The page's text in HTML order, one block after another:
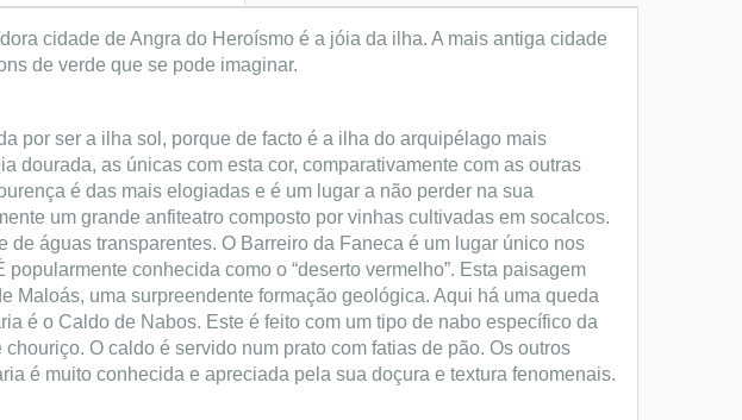
cidade de Angra do Heroísmo é a jóia da ilha. A mais antiga cidade
de verde que se pode imaginar.
por ser a ilha sol, porque de facto é a ilha do arquipélago mais
dourada, as únicas com esta cor, comparativamente com as outras
é das mais elogiadas e é um lugar a não perder na sua
um grande anfiteatro composto por vinhas cultivadas em socalcos.
águas transparentes. O Barreiro da Faneca é um lugar único nos
conhecida como o “deserto vermelho”. Esta paisagem
uma surpreendente formação geológica. Aqui há uma queda
é o Caldo de Nabos. Este é feito com um tipo de nabo específico da
O caldo é servido num prato com fatias de pão. Os outros
é muito conhecida e apreciada pela sua doçura e textura fenomenais.